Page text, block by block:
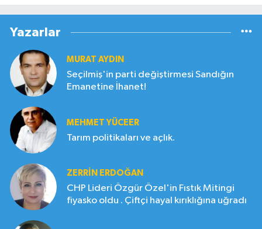
Yazarlar
MURAT AYDIN
Seçilmiş'in parti değiştirmesi Sandığın
Emanetine İhanet!
MEHMET YÜCEER
Tarım politikaları ve açlık.
ZERRIN ERDOĞAN
CHP Lideri Özgür Özel'in Fıstık Mitingi
fiyasko oldu . Çiftçi hayal kırıklığına uğradı